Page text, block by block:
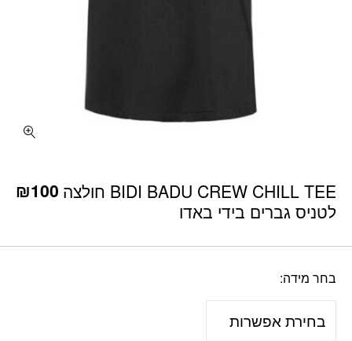
BIDI BADU CREW CHILL TEE חולצה
לטניס גברים בידי באדו
₪100
בחר מידה